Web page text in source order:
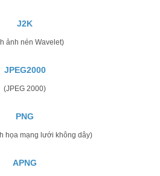
J2K
ảnh nén Wavelet)
JPEG2000
(JPEG 2000)
PNG
họa mạng lưới không dây)
APNG